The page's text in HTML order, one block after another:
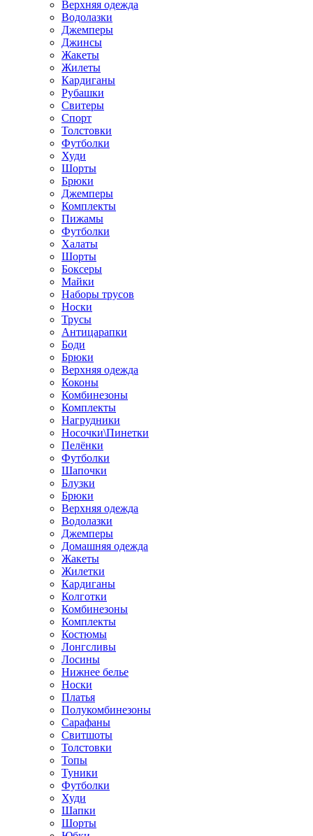
Верхняя одежда
Водолазки
Джемперы
Джинсы
Жакеты
Жилеты
Кардиганы
Рубашки
Свитеры
Спорт
Толстовки
Футболки
Худи
Шорты
Брюки
Джемперы
Комплекты
Пижамы
Футболки
Халаты
Шорты
Боксеры
Майки
Наборы трусов
Носки
Трусы
Антицарапки
Боди
Брюки
Верхняя одежда
Коконы
Комбинезоны
Комплекты
Нагрудники
Носочки\Пинетки
Пелёнки
Футболки
Шапочки
Блузки
Брюки
Верхняя одежда
Водолазки
Джемперы
Домашняя одежда
Жакеты
Жилетки
Кардиганы
Колготки
Комбинезоны
Комплекты
Костюмы
Лонгсливы
Лосины
Нижнее белье
Носки
Платья
Полукомбинезоны
Сарафаны
Свитшоты
Толстовки
Топы
Туники
Футболки
Худи
Шапки
Шорты